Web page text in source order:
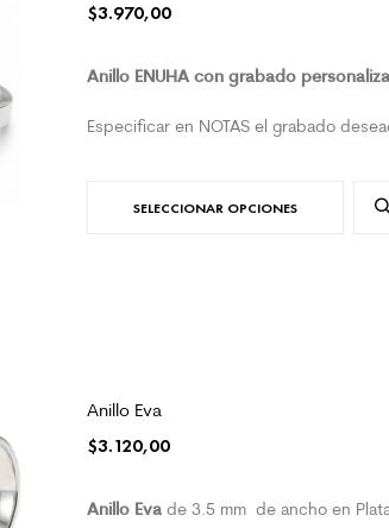
$3.970,00
Anillo ENUHA con grabado
Especificar en NOTAS el grabado
SELECCIONAR OPCIONES
Anillo Eva
$3.120,00
Anillo Eva de 3.5 mm de ancho en